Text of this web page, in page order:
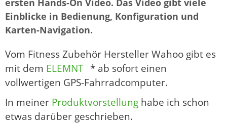
ersten Hands-On Video. Das Video gibt viele
Einblicke in Bedienung, Konfiguration und
Karten-Navigation.
Vom Fitness Zubehör Hersteller Wahoo gibt es
mit dem ELEMNT * ab sofort einen
vollwertigen GPS-Fahrradcomputer.
In meiner Produktvorstellung habe ich schon
etwas darüber geschrieben.